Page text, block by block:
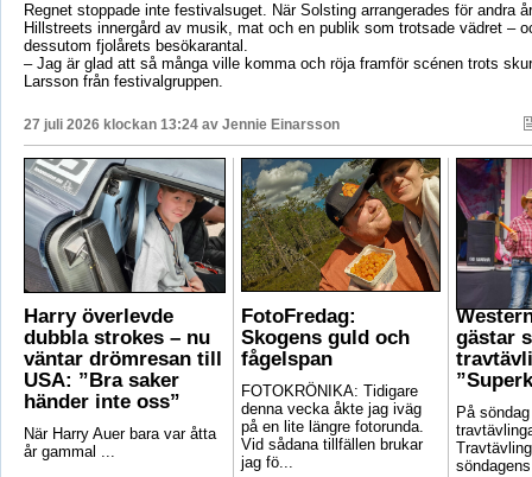
Regnet stoppade inte festivalsuget. När Solsting arrangerades för andra
Hillstreets innergård av musik, mat och en publik som trotsade vädret –
dessutom fjolårets besökarantal.
– Jag är glad att så många ville komma och röja framför scénen trots
Larsson från festivalgruppen.
27 juli 2026 klockan 13:24 av Jennie Einarsson
Harry överlevde
dubbla strokes – nu
väntar drömresan till
USA: ”Bra saker
händer inte oss”
När Harry Auer bara var åtta
år gammal ...
FotoFredag:
Skogens guld och
fågelspan
FOTOKRÖNIKA: Tidigare
denna vecka åkte jag iväg
på en lite längre fotorunda.
Vid sådana tillfällen brukar
jag fö...
gästar
På